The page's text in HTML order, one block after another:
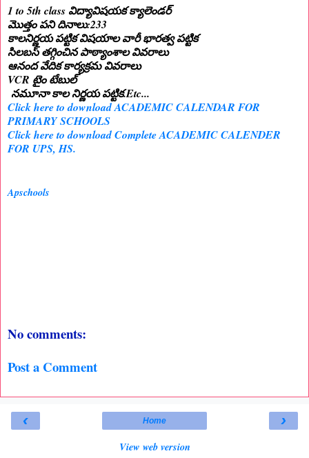
1 to 5th class విద్యావిషయక క్యాలెండర్
మొత్తం పని దినాలు:233
కాలనిర్ణయ పట్టిక విషయాల వారీ భారత్వ పట్టిక
సిలబస్ తగ్గించిన పాఠ్యాంశాల వివరాలు
ఆనంద వేదిక కార్యక్రమ వివరాలు
VCR టైం టేబుల్
నమూనా కాల నిర్ణయ పట్టిక.Etc...
Click here to download ACADEMIC CALENDAR FOR
PRIMARY SCHOOLS
Click here to download Complete ACADEMIC CALENDER
FOR UPS, HS.
Apschools
No comments:
Post a Comment
‹ ›
Home
View web version